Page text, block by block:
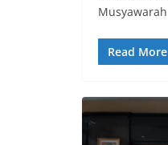
Musyawarah
Read More